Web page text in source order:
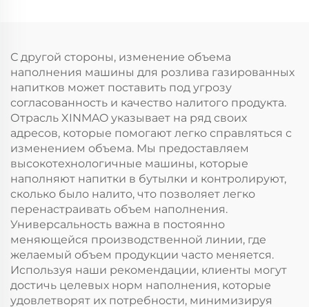
С другой стороны, изменение объема
наполнения машины для розлива газированных
напитков может поставить под угрозу
согласованность и качество налитого продукта.
Отрасль XINMAO указывает на ряд своих
адресов, которые помогают легко справляться с
изменением объема. Мы предоставляем
высокотехнологичные машины, которые
наполняют напитки в бутылки и контролируют,
сколько было налито, что позволяет легко
перенастраивать объем наполнения.
Универсальность важна в постоянно
меняющейся производственной линии, где
желаемый объем продукции часто меняется.
Используя наши рекомендации, клиенты могут
достичь целевых норм наполнения, которые
удовлетворят их потребности, минимизируя